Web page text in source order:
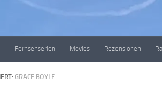
Fernsehserien Movies Rezensionen
GRACE BOYLE